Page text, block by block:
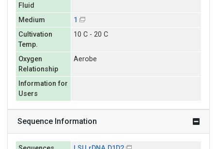
Fluid
Medium
1
Cultivation
Temp.
10 C - 20 C
Oxygen
Relationship
Aerobe
Information for
Users
Sequence Information